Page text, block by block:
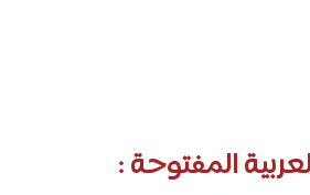
المفتوحة :